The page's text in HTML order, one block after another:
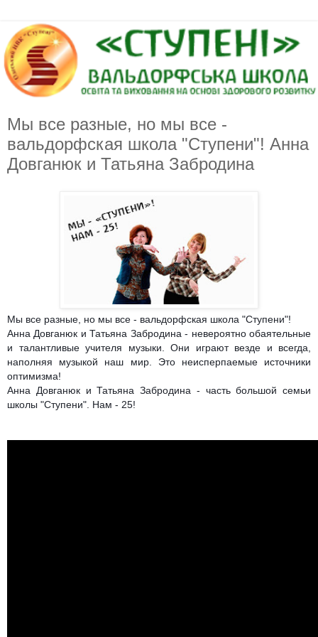
Мы все разные, но мы все -
вальдорфская школа "Ступени"! Анна
Довганюк и Татьяна Забродина
Мы все разные, но мы все - вальдорфская школа "Ступени"!
Анна Довганюк и Татьяна Забродина - невероятно обаятельные
и талантливые учителя музыки. Они играют везде и всегда,
наполняя музыкой наш мир. Это неисперпаемые источники
оптимизма!
Анна Довганюк и Татьяна Забродина - часть большой семьи
школы "Ступени". Нам - 25!